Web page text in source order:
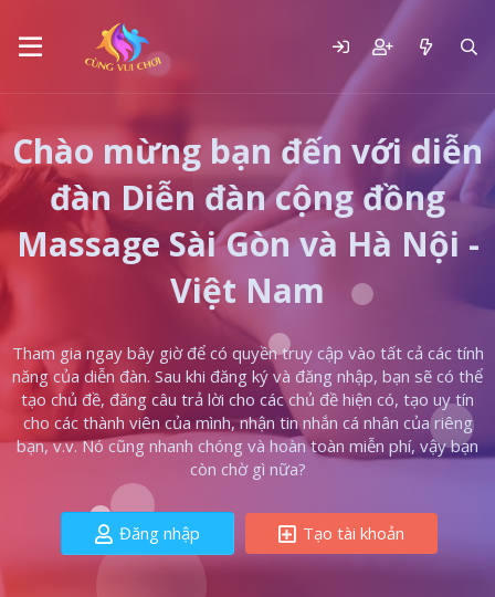
Chào mừng bạn đến với diễn
đàn Diễn đàn cộng đồng
Massage Sài Gòn và Hà Nội -
Việt Nam
Tham gia ngay bây giờ để có quyền truy cập vào tất cả các tính
năng của diễn đàn. Sau khi đăng ký và đăng nhập, bạn sẽ có thể
tạo chủ đề, đăng câu trả lời cho các chủ đề hiện có, tạo uy tín
cho các thành viên của mình, nhận tin nhắn cá nhân của riêng
bạn, v.v. Nó cũng nhanh chóng và hoàn toàn miễn phí, vậy bạn
còn chờ gì nữa?
Đăng nhập Tạo tài khoản